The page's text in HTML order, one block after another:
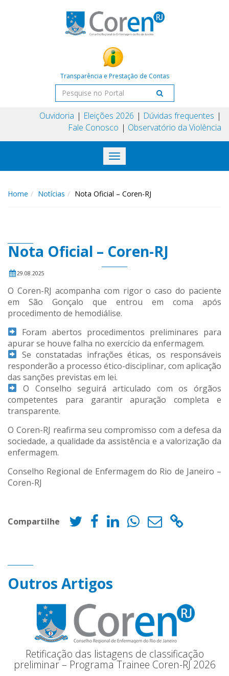
Transparência e Prestação de Contas
Ouvidoria Eleições 2026
Dúvidas frequentes
Fale Conosco
Observatório da Violência
Toggle
navigation
Home Notícias Nota Oficial – Coren-RJ
Nota Oficial – Coren-RJ
29.08.2025
O Coren-RJ acompanha com rigor o caso do paciente
em São Gonçalo que entrou em coma após
procedimento de hemodiálise.
Foram abertos procedimentos preliminares para
apurar se houve falha no exercício da enfermagem.
Se constatadas infrações éticas, os responsáveis
responderão a processo ético-disciplinar, com aplicação
das sanções previstas em lei.
O Conselho seguirá articulado com os órgãos
competentes para garantir apuração completa e
transparente.
O Coren-RJ reafirma seu compromisso com a defesa da
sociedade, a qualidade da assistência e a valorização da
enfermagem.
Conselho Regional de Enfermagem do Rio de Janeiro –
Coren-RJ
Compartilhe
Outros Artigos
Retificação das listagens de classificação
preliminar – Programa Trainee Coren-RJ 2026